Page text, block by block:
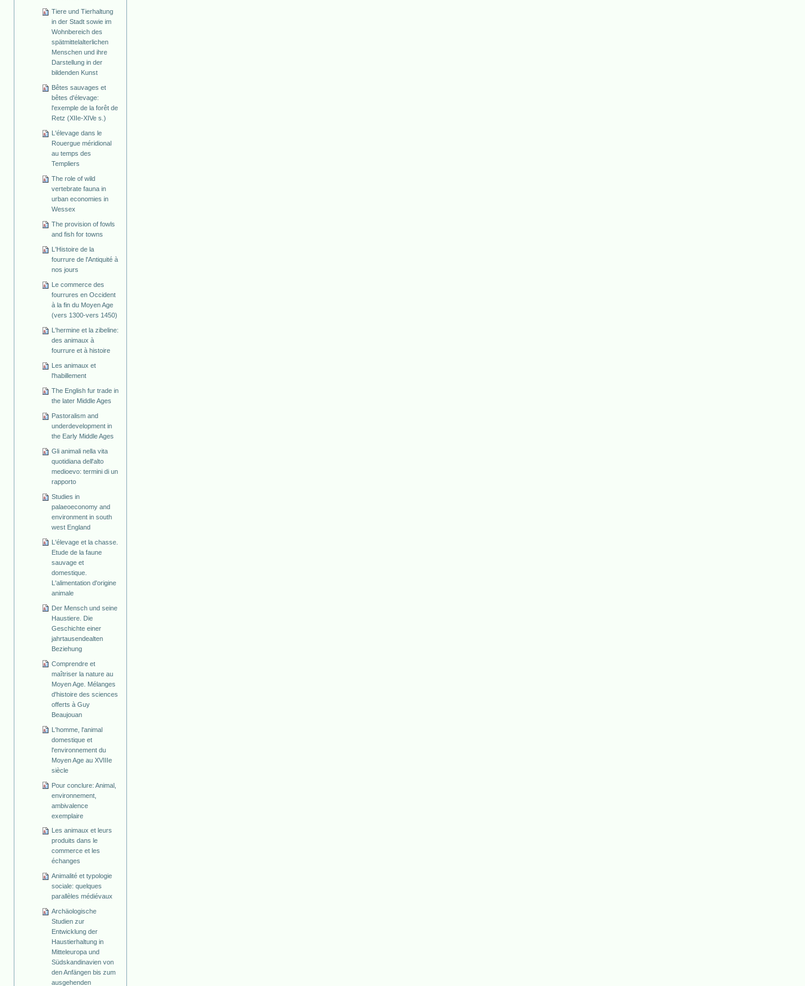
Tiere und Tierhaltung
in der Stadt sowie im
Wohnbereich des
spätmittelalterlichen
Menschen und ihre
Darstellung in der
bildenden Kunst
Bêtes sauvages et
bêtes d'élevage:
l'exemple de la forêt de
Retz (XIIe-XIVe s.)
L'élevage dans le
Rouergue méridional
au temps des
Templiers
The role of wild
vertebrate fauna in
urban economies in
Wessex
The provision of fowls
and fish for towns
L'Histoire de la
fourrure de l'Antiquité à
nos jours
Le commerce des
fourrures en Occident
à la fin du Moyen Age
(vers 1300-vers 1450)
L'hermine et la zibeline:
des animaux à
fourrure et à histoire
Les animaux et
l'habillement
The English fur trade in
the later Middle Ages
Pastoralism and
underdevelopment in
the Early Middle Ages
Gli animali nella vita
quotidiana dell'alto
medioevo: termini di un
rapporto
Studies in
palaeoeconomy and
environment in south
west England
L'élevage et la chasse.
Etude de la faune
sauvage et
domestique.
L'alimentation d'origine
animale
Der Mensch und seine
Haustiere. Die
Geschichte einer
jahrtausendealten
Beziehung
Comprendre et
maîtriser la nature au
Moyen Age. Mélanges
d'histoire des sciences
offerts à Guy
Beaujouan
L'homme, l'animal
domestique et
l'environnement du
Moyen Age au XVIIIe
siècle
Pour conclure: Animal,
environnement,
ambivalence
exemplaire
Les animaux et leurs
produits dans le
commerce et les
échanges
Animalité et typologie
sociale: quelques
parallèles médiévaux
Archäologische
Studien zur
Entwicklung der
Haustierhaltung in
Mitteleuropa und
Südskandinavien von
den Anfängen bis zum
ausgehenden